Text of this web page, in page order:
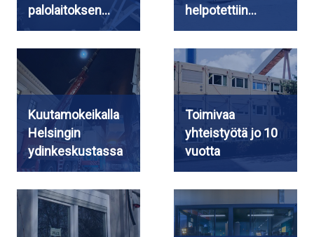
palolaitoksen…
helpotettiin…
Kuutamokeikalla
Helsingin
ydinkeskustassa
Toimivaa
yhteistyötä jo 10
vuotta